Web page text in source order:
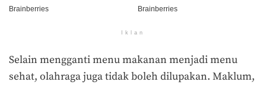
Iklan
Selain mengganti menu makanan menjadi menu
sehat, olahraga juga tidak boleh dilupakan. Maklum,